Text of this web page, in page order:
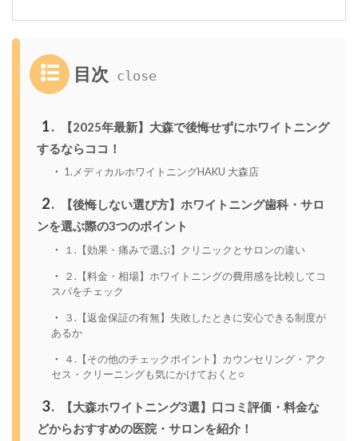
目次
1
【2025年最新】大森で後悔せずにホワイトニング
するならココ！
1.メディカルホワイトニングHAKU 大森店
2
【後悔しない選び方】ホワイトニング歯科・サロ
ンを選ぶ際の3つのポイント
１.【効果・痛みで選ぶ】クリニックとサロンの違い
２.【料金・相場】ホワイトニングの費用感を比較してコ
スパをチェック
３.【返金保証の有無】失敗したときに安心できる制度が
あるか
４.【その他のチェックポイント】カウンセリング・アク
セス・クリーニングも気にかけておくと○
3
【大森ホワイトニング3選】口コミ評価・料金な
どからおすすめの医院・サロンを紹介！